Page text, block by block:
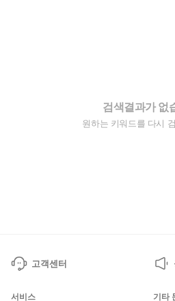
검색결과가 없
원하는 키워드를 다시
고객센터
서비스 기타